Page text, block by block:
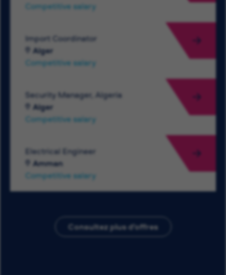
Competitive salary
Import Coordinator
Alger
Competitive salary
Security Manager, Algeria
Alger
Competitive salary
Electrical Engineer
Amman
Competitive salary
Consultez plus d’offres